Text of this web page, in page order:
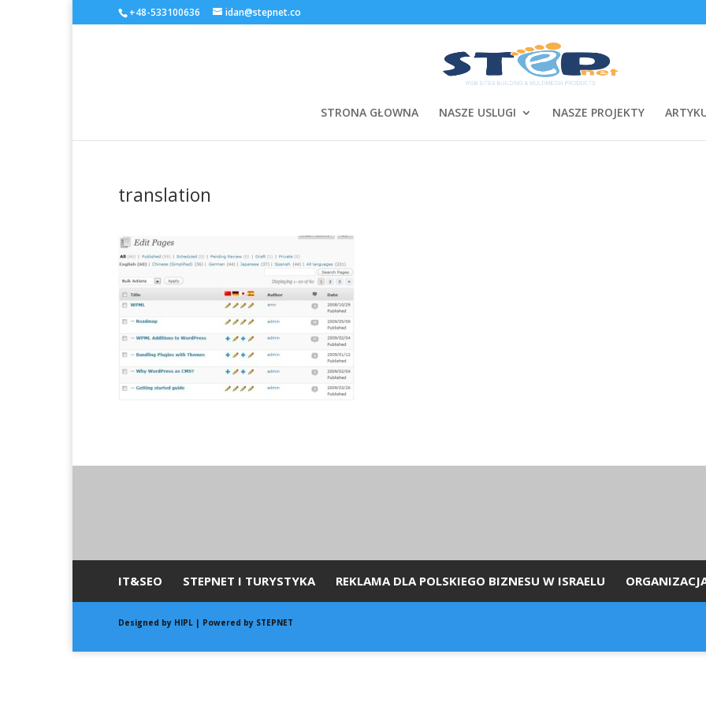
+48-533100636 idan@stepnet.co
STRONA GŁOWNA NASZE USLUGI NASZE PROJEKTY
translation
IT&SEO STEPNET I TURYSTYKA REKLAMA DLA POLSKIEGO BIZNESU W ISRAELU
Designed by HIPL | Powered by STEPNET